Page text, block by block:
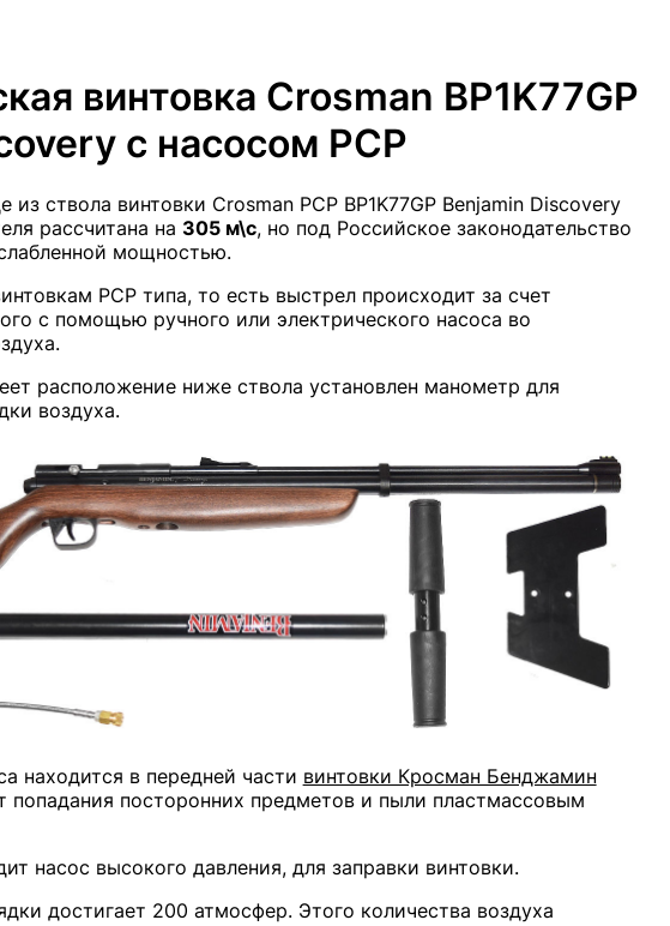
винтовка Crosman BP1K77GP
с насосом PCP
ствола винтовки Crosman PCP BP1K77GP Benjamin Discovery
рассчитана на 305 м\с, но под Российское законодательство
мощностью.
PCP типа, то есть выстрел происходит за счет
с помощью ручного или электрического насоса во
расположение ниже ствола установлен манометр для
воздуха.
находится в передней части винтовки Кросман Бенджамин
попадания посторонних предметов и пыли пластмассовым
насос высокого давления, для заправки винтовки.
достигает 200 атмосфер. Этого количества воздуха